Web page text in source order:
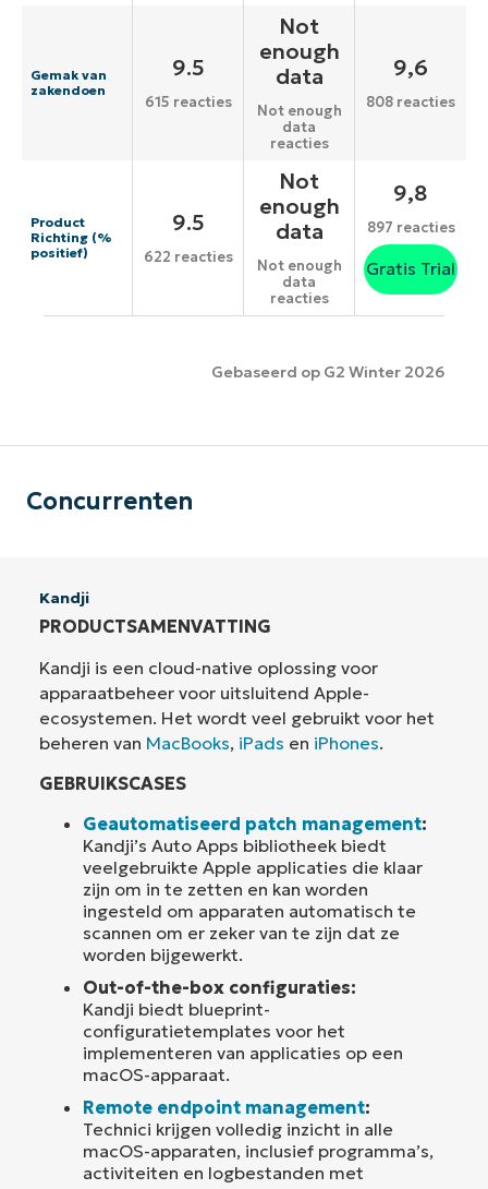
Gemak van
zakendoen
9.5
615 reacties
Not
enough
data
Not enough
data
reacties
9,6
808 reacties
Product
Richting (%
positief)
9.5
622 reacties
Not
enough
data
Not enough
data
reacties
9,8
897 reacties
Gratis Trial
Gebaseerd op G2 Winter 2026
Concurrenten
Kandji
PRODUCTSAMENVATTING
Kandji is een cloud-native oplossing voor
apparaatbeheer voor uitsluitend Apple-
ecosystemen. Het wordt veel gebruikt voor het
beheren van MacBooks, iPads en iPhones.
GEBRUIKSCASES
Geautomatiseerd patch management:
Kandji’s Auto Apps bibliotheek biedt
veelgebruikte Apple applicaties die klaar
zijn om in te zetten en kan worden
ingesteld om apparaten automatisch te
scannen om er zeker van te zijn dat ze
worden bijgewerkt.
Out-of-the-box configuraties:
Kandji biedt blueprint-
configuratietemplates voor het
implementeren van applicaties op een
macOS-apparaat.
Remote endpoint management:
Technici krijgen volledig inzicht in alle
macOS-apparaten, inclusief programma’s,
activiteiten en logbestanden met